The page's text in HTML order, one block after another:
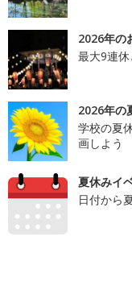
2026年の
最大9連
2026年の
学校の夏
画しよう
夏休みイ
日付から